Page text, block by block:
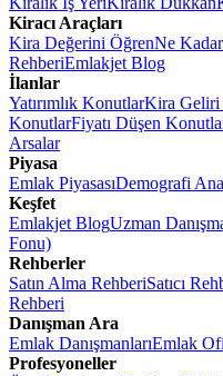
Kiracı Araçları
Kira Değerini ÖğrenNe
RehberiEmlakjet Blog
İlanlar
Yatırımlık KonutlarKira Geliri
KonutlarFiyatı Düşen
Arsalar
Piyasa
Emlak PiyasasıDemografi
Keşfet
Emlakjet BlogUzman
Fonu)
Rehberler
Satın Alma RehberiSatıcı
Rehberi
Danışman Ara
Emlak DanışmanlarıEmlak
Profesyoneller